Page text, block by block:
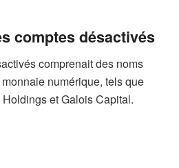
comptes désactivés
comprenait des noms
numérique, tels que
et Galois Capital.